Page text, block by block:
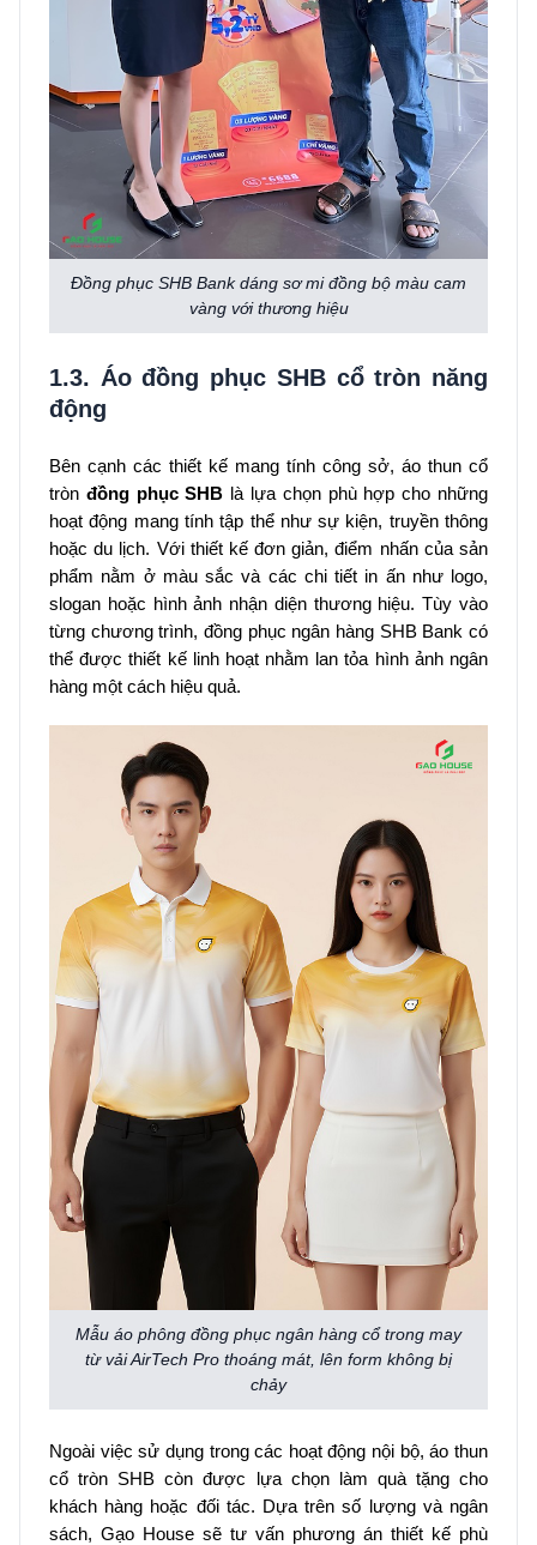
Đồng phục SHB Bank dáng sơ mi đồng bộ màu cam
vàng với thương hiệu
1.3. Áo đồng phục SHB cổ tròn năng
động
Bên cạnh các thiết kế mang tính công sở, áo thun cổ
tròn đồng phục SHB là lựa chọn phù hợp cho những
hoạt động mang tính tập thể như sự kiện, truyền thông
hoặc du lịch. Với thiết kế đơn giản, điểm nhấn của sản
phẩm nằm ở màu sắc và các chi tiết in ấn như logo,
slogan hoặc hình ảnh nhận diện thương hiệu. Tùy vào
từng chương trình, đồng phục ngân hàng SHB Bank có
thể được thiết kế linh hoạt nhằm lan tỏa hình ảnh ngân
hàng một cách hiệu quả.
Mẫu áo phông đồng phục ngân hàng cổ trong may
từ vải AirTech Pro thoáng mát, lên form không bị
chảy
Ngoài việc sử dụng trong các hoạt động nội bộ, áo thun
cổ tròn SHB còn được lựa chọn làm quà tặng cho
khách hàng hoặc đối tác. Dựa trên số lượng và ngân
sách, Gạo House sẽ tư vấn phương án thiết kế phù